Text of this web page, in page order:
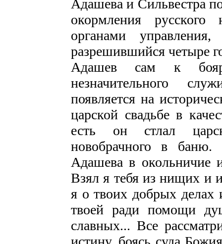
Адашева и Сильвестра
окормления русского
органами
разрешившийся четыре
Адашев сам к
незначительного
появляется на
царской свадьбе в
есть он стлал
новобрачного в
Адашева в окольничие
Взял я тебя из нищих
я о твоих добрых делах
твоей ради помощи
славных... Все